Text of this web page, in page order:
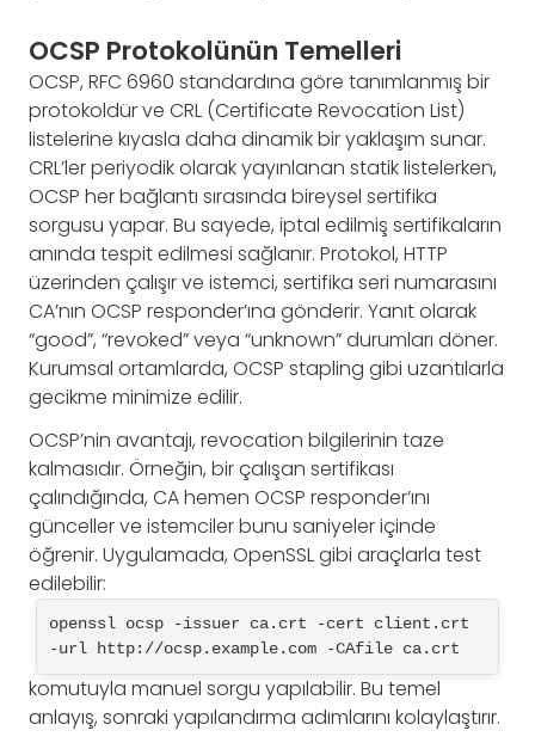
OCSP Protokolünün Temelleri
OCSP, RFC 6960 standardına göre tanımlanmış bir
protokoldür ve CRL (Certificate Revocation List)
listelerine kıyasla daha dinamik bir yaklaşım sunar.
CRL’ler periyodik olarak yayınlanan statik listelerken,
OCSP her bağlantı sırasında bireysel sertifika
sorgusu yapar. Bu sayede, iptal edilmiş sertifikaların
anında tespit edilmesi sağlanır. Protokol, HTTP
üzerinden çalışır ve istemci, sertifika seri numarasını
CA’nın OCSP responder’ına gönderir. Yanıt olarak
“good”, “revoked” veya “unknown” durumları döner.
Kurumsal ortamlarda, OCSP stapling gibi uzantılarla
gecikme minimize edilir.
OCSP’nin avantajı, revocation bilgilerinin taze
kalmasıdır. Örneğin, bir çalışan sertifikası
çalındığında, CA hemen OCSP responder’ını
günceller ve istemciler bunu saniyeler içinde
öğrenir. Uygulamada, OpenSSL gibi araçlarla test
edilebilir:
openssl ocsp -issuer ca.crt -cert client.crt
-url http://ocsp.example.com -CAfile ca.crt
komutuyla manuel sorgu yapılabilir. Bu temel
anlayış, sonraki yapılandırma adımlarını kolaylaştırır.